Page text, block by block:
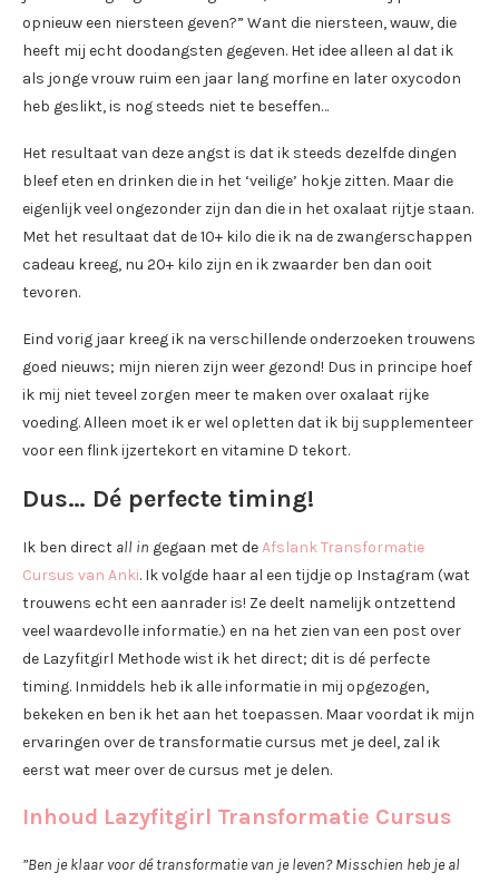
opnieuw een niersteen geven?” Want die niersteen, wauw, die
heeft mij echt doodangsten gegeven. Het idee alleen al dat ik
als jonge vrouw ruim een jaar lang morfine en later oxycodon
heb geslikt, is nog steeds niet te beseffen…
Het resultaat van deze angst is dat ik steeds dezelfde dingen
bleef eten en drinken die in het ‘veilige’ hokje zitten. Maar die
eigenlijk veel ongezonder zijn dan die in het oxalaat rijtje staan.
Met het resultaat dat de 10+ kilo die ik na de zwangerschappen
cadeau kreeg, nu 20+ kilo zijn en ik zwaarder ben dan ooit
tevoren.
Eind vorig jaar kreeg ik na verschillende onderzoeken trouwens
goed nieuws; mijn nieren zijn weer gezond! Dus in principe hoef
ik mij niet teveel zorgen meer te maken over oxalaat rijke
voeding. Alleen moet ik er wel opletten dat ik bij supplementeer
voor een flink ijzertekort en vitamine D tekort.
Dus… Dé perfecte timing!
Ik ben direct all in gegaan met deAfslank Transformatie
Cursus van Anki. Ik volgde haar al een tijdje op Instagram (wat
trouwens echt een aanrader is! Ze deelt namelijk ontzettend
veel waardevolle informatie.) en na het zien van een post over
de Lazyfitgirl Methode wist ik het direct; dit is dé perfecte
timing. Inmiddels heb ik alle informatie in mij opgezogen,
bekeken en ben ik het aan het toepassen. Maar voordat ik mijn
ervaringen over de transformatie cursus met je deel, zal ik
eerst wat meer over de cursus met je delen.
Inhoud Lazyfitgirl Transformatie Cursus
”Ben je klaar voor dé transformatie van je leven? Misschien heb je al